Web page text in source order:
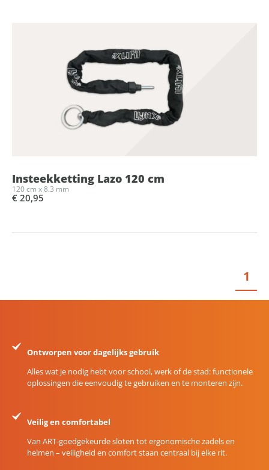
Insteekketting Lazo 120 cm
120 cm x 8.3 mm
€ 20,95
1
Ontworpen voor dagelijks gebruik
Alles wat je nodig hebt voor school, werk of de stad: functionele
oplossingen die eenvoudig te gebruiken en te monteren zijn.
Veilig en comfortabel
Van ART-goedgekeurde sloten tot ergonomische zadels en
helmen – veiligheid en comfort staan centraal bij elke rit.